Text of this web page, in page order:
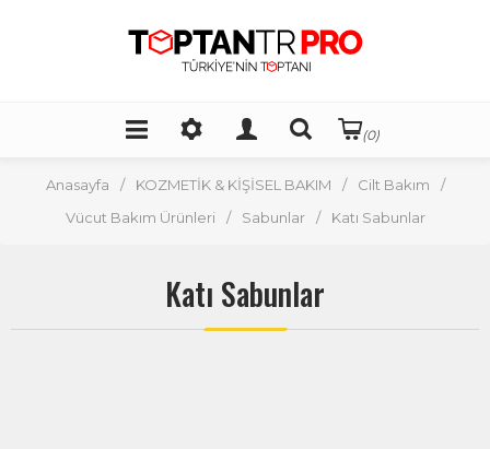
(0)
Anasayfa / KOZMETİK & KİŞİSEL BAKIM / Cilt Bakım
/
Vücut Bakım Ürünleri
/ Sabunlar / Katı Sabunlar
Katı Sabunlar